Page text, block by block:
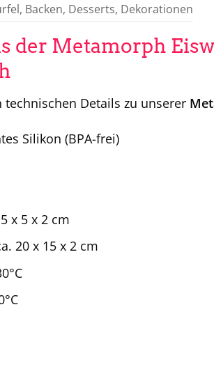
Backen, Desserts, Dekorationen
der Metamorph
Details zu unserer
Silikon (BPA-frei)
x 5 x 2 cm
20 x 15 x 2 cm